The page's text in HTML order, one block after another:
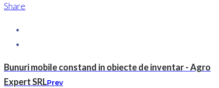
Share
Bunuri mobile constand in obiecte de inventar - Agro
Expert SRLPrev